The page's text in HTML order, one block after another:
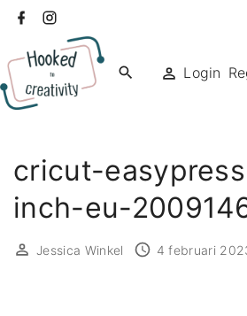
de
inhoud
facebook
Login
cricut-
inch-eu-
Jessica Winkel 4 februari